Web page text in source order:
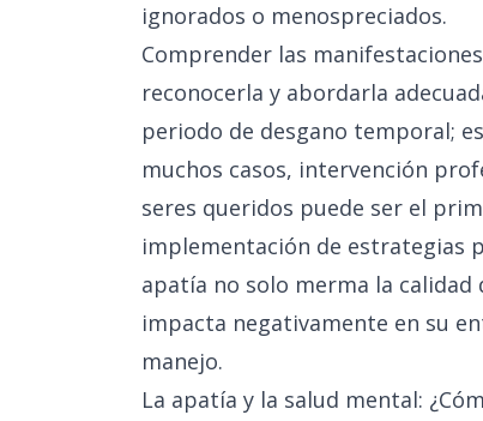
ignorados o menospreciados.
Comprender las
reconocerla y abordarla
periodo de desgano temporal;
muchos casos, intervención
seres queridos puede ser el
implementación de estrategias
apatía no solo merma la
impacta negativamente en su
manejo.
La apatía y la salud mental: